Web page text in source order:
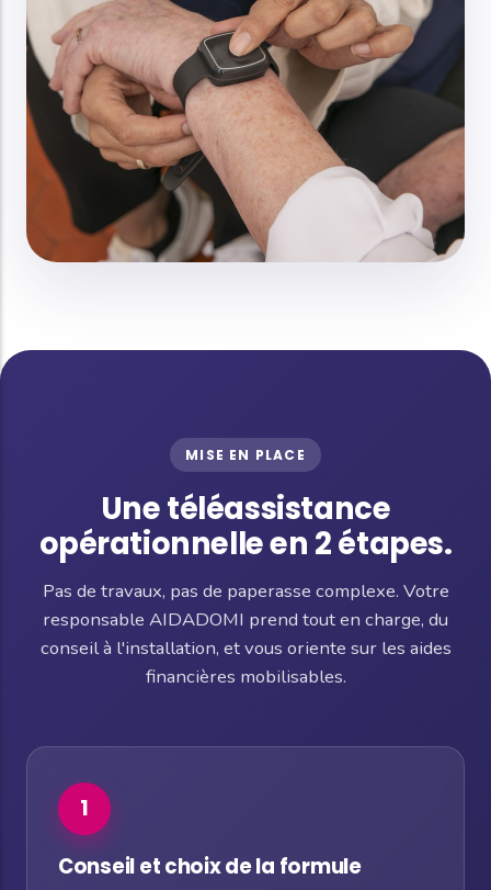
MISE EN PLACE
Une téléassistance
opérationnelle en 2 étapes.
Pas de travaux, pas de paperasse complexe. Votre
responsable AIDADOMI prend tout en charge, du
conseil à l'installation, et vous oriente sur les aides
financières mobilisables.
1
Conseil et choix de la formule